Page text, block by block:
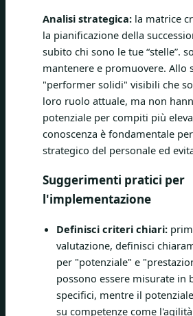
Analisi strategica: la matrice
la pianificazione della
subito chi sono le tue “stelle”.
mantenere e promuovere. Allo
"performer solidi" visibili che
loro ruolo attuale, ma non
potenziale per compiti più
conoscenza è fondamentale
strategico del personale ed
Suggerimenti pratici per
l'implementazione
Definisci criteri chiari:
valutazione, definisci
per "potenziale" e
possono essere misurate in
specifici, mentre il
su competenze come